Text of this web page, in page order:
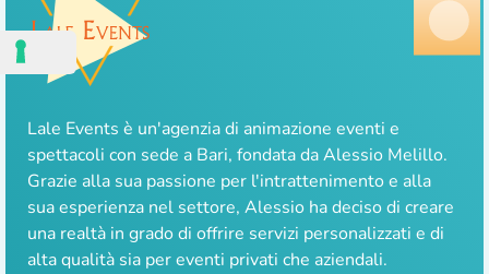
Lale Events è un'agenzia di animazione eventi e
spettacoli con sede a Bari, fondata da Alessio Melillo.
Grazie alla sua passione per l'intrattenimento e alla
sua esperienza nel settore, Alessio ha deciso di creare
una realtà in grado di offrire servizi personalizzati e di
alta qualità sia per eventi privati che aziendali.